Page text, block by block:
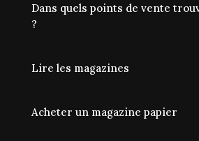
Dans quels points de vente
?
Lire les magazines
Acheter un magazine papier